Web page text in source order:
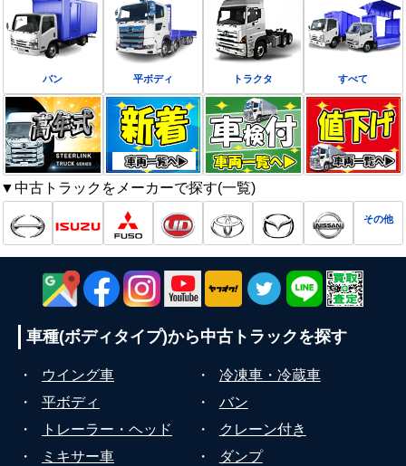
バン 平ボディ トラクタ すべて
▼中古トラックをメーカーで探す(一覧)
その他
車種(ボディタイプ)から中古トラックを探す
・ ウイング車 ・
冷凍車・冷蔵車
・
平ボディ ・
バン
・
トレーラー・ヘッド ・
クレーン付き
・
ミキサー車 ・
ダンプ